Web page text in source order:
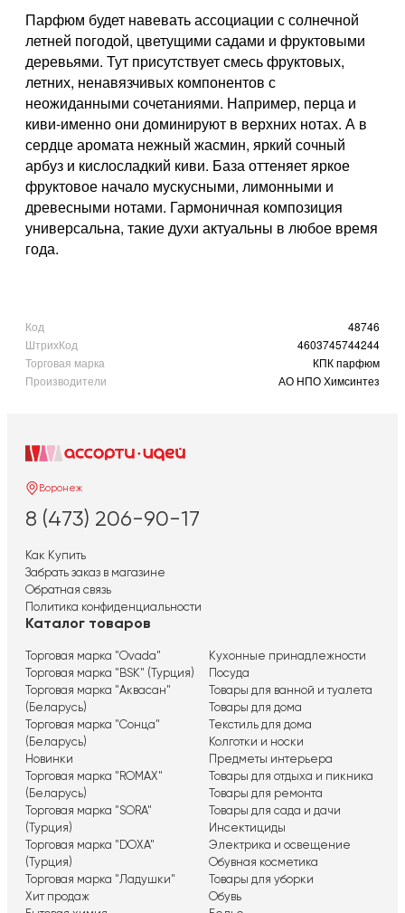
Парфюм будет навевать ассоциации с солнечной
летней погодой, цветущими садами и фруктовыми
деревьями. Тут присутствует смесь фруктовых,
летних, ненавязчивых компонентов с
неожиданными сочетаниями. Например, перца и
киви-именно они доминируют в верхних нотах. А в
сердце аромата нежный жасмин, яркий сочный
арбуз и кислосладкий киви. База оттеняет яркое
фруктовое начало мускусными, лимонными и
древесными нотами. Гармоничная композиция
универсальна, такие духи актуальны в любое время
года.
Код
48746
ШтрихКод
4603745744244
Торговая марка
КПК парфюм
Производители
АО НПО Химсинтез
Воронеж
8 (473) 206-90-17
Как Купить
Забрать заказ в магазине
Обратная связь
Политика конфиденциальности
Каталог товаров
Торговая марка "Ovada"
Торговая марка "BSK" (Турция)
Торговая марка "Аквасан"
(Беларусь)
Торговая марка "Сонца"
(Беларусь)
Новинки
Торговая марка "ROMAX"
(Беларусь)
Торговая марка "SORA"
(Турция)
Торговая марка "DOXA"
(Турция)
Торговая марка "Ладушки"
Хит продаж
Кухонные принадлежности
Посуда
Товары для ванной и туалета
Товары для дома
Текстиль для дома
Колготки и носки
Предметы интерьера
Товары для отдыха и пикника
Товары для ремонта
Товары для сада и дачи
Инсектициды
Электрика и освещение
Обувная косметика
Товары для уборки
Обувь